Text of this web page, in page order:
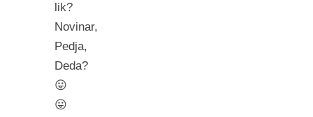
lik?
Novinar,
Pedja,
Deda?
😛
😛